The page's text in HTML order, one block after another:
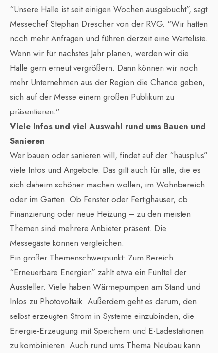
“Unsere Halle ist seit einigen Wochen ausgebucht”, sagt
Messechef Stephan Drescher von der RVG. “Wir hatten
noch mehr Anfragen und führen derzeit eine Warteliste.
Wenn wir für nächstes Jahr planen, werden wir die
Halle gern erneut vergrößern. Dann können wir noch
mehr Unternehmen aus der Region die Chance geben,
sich auf der Messe einem großen Publikum zu
präsentieren.”
Viele Infos und viel Auswahl rund ums Bauen und
Sanieren
Wer bauen oder sanieren will, findet auf der “hausplus”
viele Infos und Angebote. Das gilt auch für alle, die es
sich daheim schöner machen wollen, im Wohnbereich
oder im Garten. Ob Fenster oder Fertighäuser, ob
Finanzierung oder neue Heizung – zu den meisten
Themen sind mehrere Anbieter präsent. Die
Messegäste können vergleichen.
Ein großer Themenschwerpunkt: Zum Bereich
“Erneuerbare Energien” zählt etwa ein Fünftel der
Aussteller. Viele haben Wärmepumpen am Stand und
Infos zu Photovoltaik. Außerdem geht es darum, den
selbst erzeugten Strom in Systeme einzubinden, die
Energie-Erzeugung mit Speichern und E-Ladestationen
zu kombinieren. Auch rund ums Thema Neubau kann